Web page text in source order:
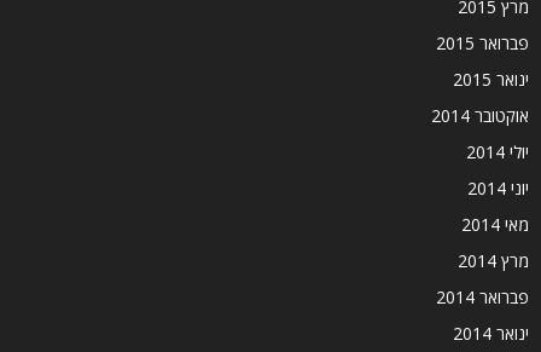
מרץ 2015
פברואר 2015
ינואר 2015
אוקטובר 2014
יולי 2014
יוני 2014
מאי 2014
מרץ 2014
פברואר 2014
ינואר 2014